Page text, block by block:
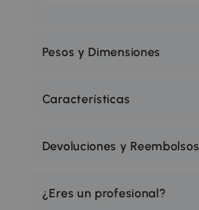
Pesos y Dimensiones
Características
Devoluciones y Reembolsos
¿Eres un profesional?